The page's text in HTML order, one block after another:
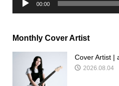
00:00
Monthly Cover Artist
Cover Artist |
2026.08.04